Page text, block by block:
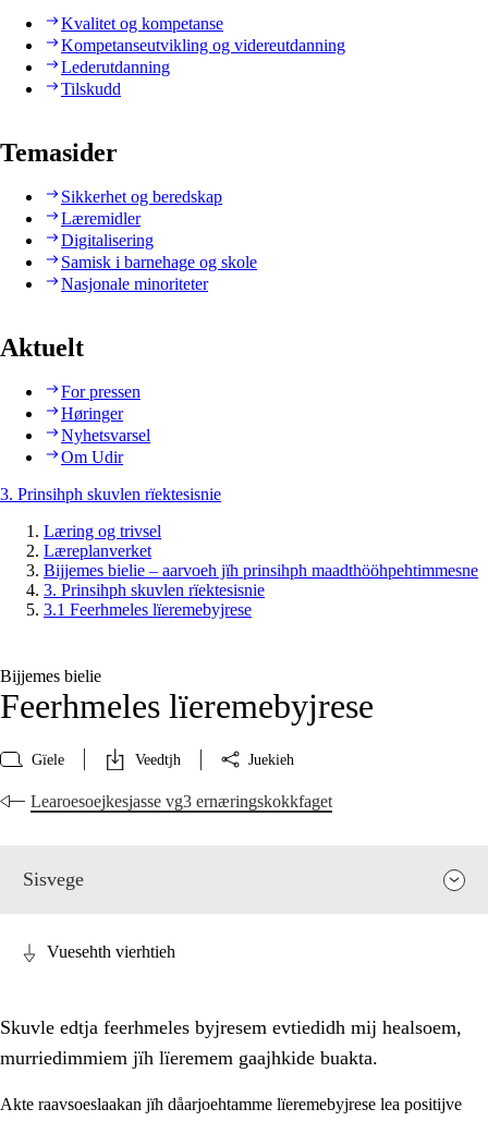
Kvalitet og kompetanse
Kompetanseutvikling og videreutdanning
Lederutdanning
Tilskudd
Temasider
Sikkerhet og beredskap
Læremidler
Digitalisering
Samisk i barnehage og skole
Nasjonale minoriteter
Aktuelt
For pressen
Høringer
Nyhetsvarsel
Om Udir
3. Prinsihph skuvlen rïektesisnie
Læring og trivsel
Læreplanverket
Bijjemes bielie – aarvoeh jïh prinsihph maadthööhpehtimmesne
3. Prinsihph skuvlen rïektesisnie
3.1 Feerhmeles lïeremebyjrese
Bijjemes bielie
Feerhmeles lïeremebyjrese
Gïele Veedtjh Juekieh
Learoesoejkesjasse vg3 ernæringskokkfaget
Sisvege
Vuesehth vierhtieh
Skuvle edtja feerhmeles byjresem evtiedidh mij healsoem,
murriedimmiem jïh lïeremem gaajhkide buakta.
Akte raavsoeslaakan jïh dåarjoehtamme lïeremebyjrese lea positijve